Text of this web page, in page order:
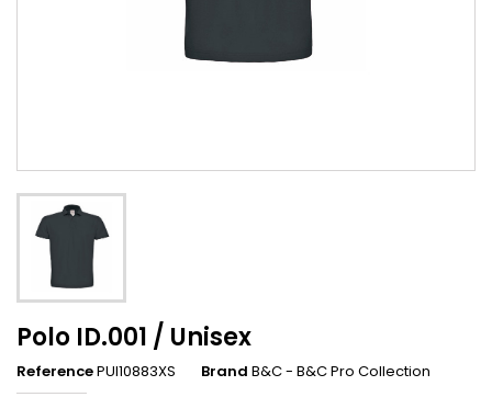
Polo ID.001 / Unisex
ReferencePUI10883XS Brand B&C - B&C Pro Collection